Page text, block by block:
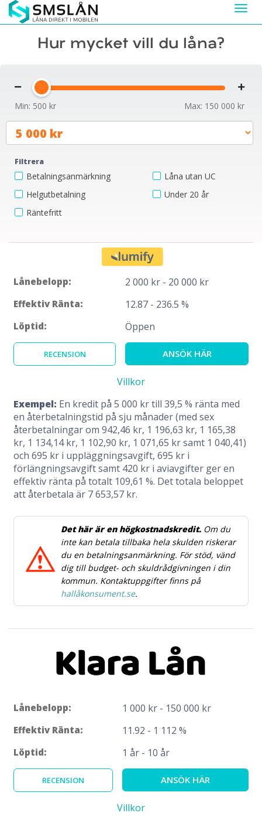
Hur mycket vill du låna?
Min: 500 kr Max: 150 000 kr
Filtrera
Betalningsanmärkning
Låna utan UC
Helgutbetalning
Under 20 år
Räntefritt
Lånebelopp: 2 000 kr - 20 000 kr
Effektiv Ränta: 12.87 - 236.5 %
Löptid: Öppen
RECENSION ANSÖK HÄR
Villkor
Exempel: En kredit på 5 000 kr till 39,5 % ränta med
en återbetalningstid på sju månader (med sex
återbetalningar om 942,46 kr, 1 196,63 kr, 1 165,38
kr, 1 134,14 kr, 1 102,90 kr, 1 071,65 kr samt 1 040,41)
och 695 kr i uppläggningsavgift, 695 kr i
förlängningsavgift samt 420 kr i aviavgifter ger en
effektiv ränta på totalt 109,61 %. Det totala beloppet
att återbetala är 7 653,57 kr.
Det här är en högkostnadskredit. Om du
inte kan betala tillbaka hela skulden riskerar
du en betalningsanmärkning. För stöd, vänd
dig till budget- och skuldrådgivningen i din
kommun. Kontaktuppgifter finns på
hallåkonsument.se.
Lånebelopp: 1 000 kr - 150 000 kr
Effektiv Ränta: 11.92 - 1 112 %
Löptid: 1 år - 10 år
RECENSION ANSÖK HÄR
Villkor